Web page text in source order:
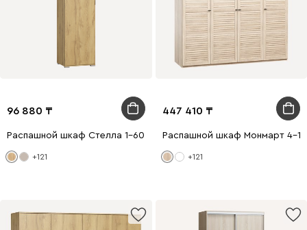
96 880
Распашной шкаф Стелла 1-60x240 Дуб Золотистый
+121
447 410
Распашной шкаф Монмарт 4-
+121